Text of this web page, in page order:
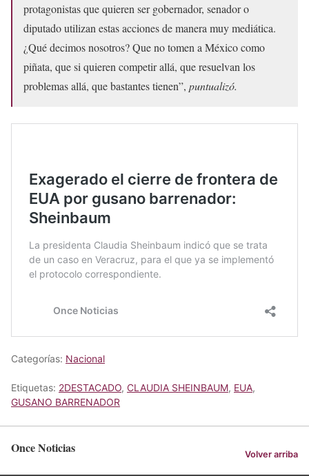
protagonistas que quieren ser gobernador, senador o
diputado utilizan estas acciones de manera muy mediática.
¿Qué decimos nosotros? Que no tomen a México como
piñata, que si quieren competir allá, que resuelvan los
problemas allá, que bastantes tienen”, puntualizó.
Categorías: Nacional
Etiquetas: 2DESTACADO, CLAUDIA SHEINBAUM, EUA,
GUSANO BARRENADOR
Once Noticias Volver arriba